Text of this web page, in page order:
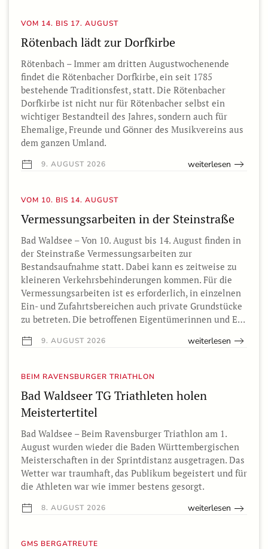
VOM 14. BIS 17. AUGUST
Rötenbach lädt zur Dorfkirbe
Rötenbach – Immer am dritten Augustwochenende
findet die Rötenbacher Dorfkirbe, ein seit 1785
bestehende Traditionsfest, statt. Die Rötenbacher
Dorfkirbe ist nicht nur für Rötenbacher selbst ein
wichtiger Bestandteil des Jahres, sondern auch für
Ehemalige, Freunde und Gönner des Musikvereins aus
dem ganzen Umland.
9. AUGUST 2026 weiterlesen
VOM 10. BIS 14. AUGUST
Vermessungsarbeiten in der Steinstraße
Bad Waldsee – Von 10. August bis 14. August finden in
der Steinstraße Vermessungsarbeiten zur
Bestandsaufnahme statt. Dabei kann es zeitweise zu
kleineren Verkehrsbehinderungen kommen. Für die
Vermessungsarbeiten ist es erforderlich, in einzelnen
Ein- und Zufahrtsbereichen auch private Grundstücke
zu betreten. Die betroffenen Eigentümerinnen und E…
9. AUGUST 2026 weiterlesen
BEIM RAVENSBURGER TRIATHLON
Bad Waldseer TG Triathleten holen
Meistertertitel
Bad Waldsee – Beim Ravensburger Triathlon am 1.
August wurden wieder die Baden Württembergischen
Meisterschaften in der Sprintdistanz ausgetragen. Das
Wetter war traumhaft, das Publikum begeistert und für
die Athleten war wie immer bestens gesorgt.
8. AUGUST 2026 weiterlesen
GMS BERGATREUTE